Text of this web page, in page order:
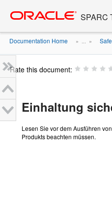
content
SPARC
Documentation Home » ... »
Rate this document:
Einhaltung
Lesen Sie vor dem Ausführen
Produkts beachten müssen.